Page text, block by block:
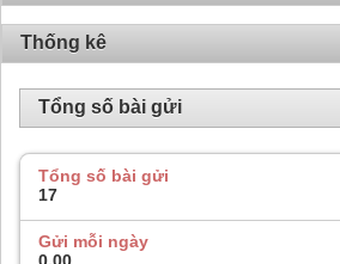
Thống kê
Tổng số bài gửi
Tổng số bài gửi
17
Gửi mỗi ngày